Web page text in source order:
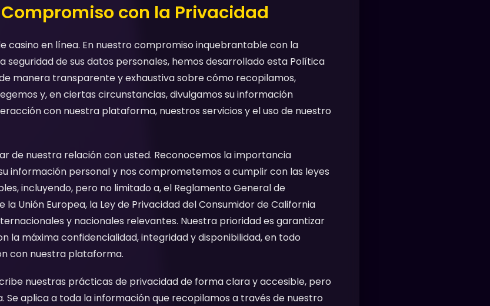
con la Privacidad
casino en línea. En nuestro compromiso inquebrantable con la
seguridad de sus datos personales, hemos desarrollado esta Política
manera transparente y exhaustiva sobre cómo recopilamos,
y, en ciertas circunstancias, divulgamos su información
con nuestra plataforma, nuestros servicios y el uso de nuestro
de nuestra relación con usted. Reconocemos la importancia
información personal y nos comprometemos a cumplir con las leyes
incluyendo, pero no limitado a, el Reglamento General de
la Unión Europea, la Ley de Privacidad del Consumidor de California
y nacionales relevantes. Nuestra prioridad es garantizar
la máxima confidencialidad, integridad y disponibilidad, en todo
con nuestra plataforma.
nuestras prácticas de privacidad de forma clara y accesible, pero
Se aplica a toda la información que recopilamos a través de nuestro